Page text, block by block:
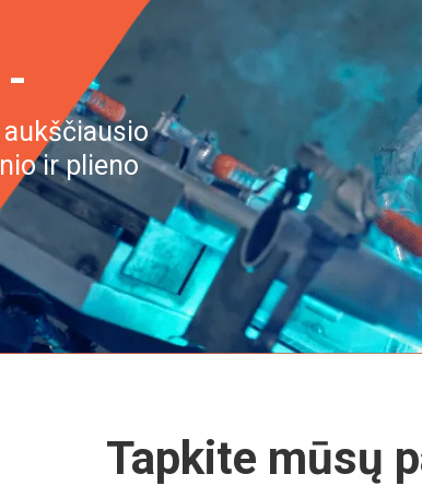
ir plieno
Tapkite mūsų